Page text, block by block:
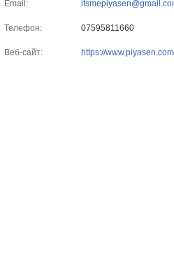
Email:
Телефон: 07595811660
Веб-сайт: https://